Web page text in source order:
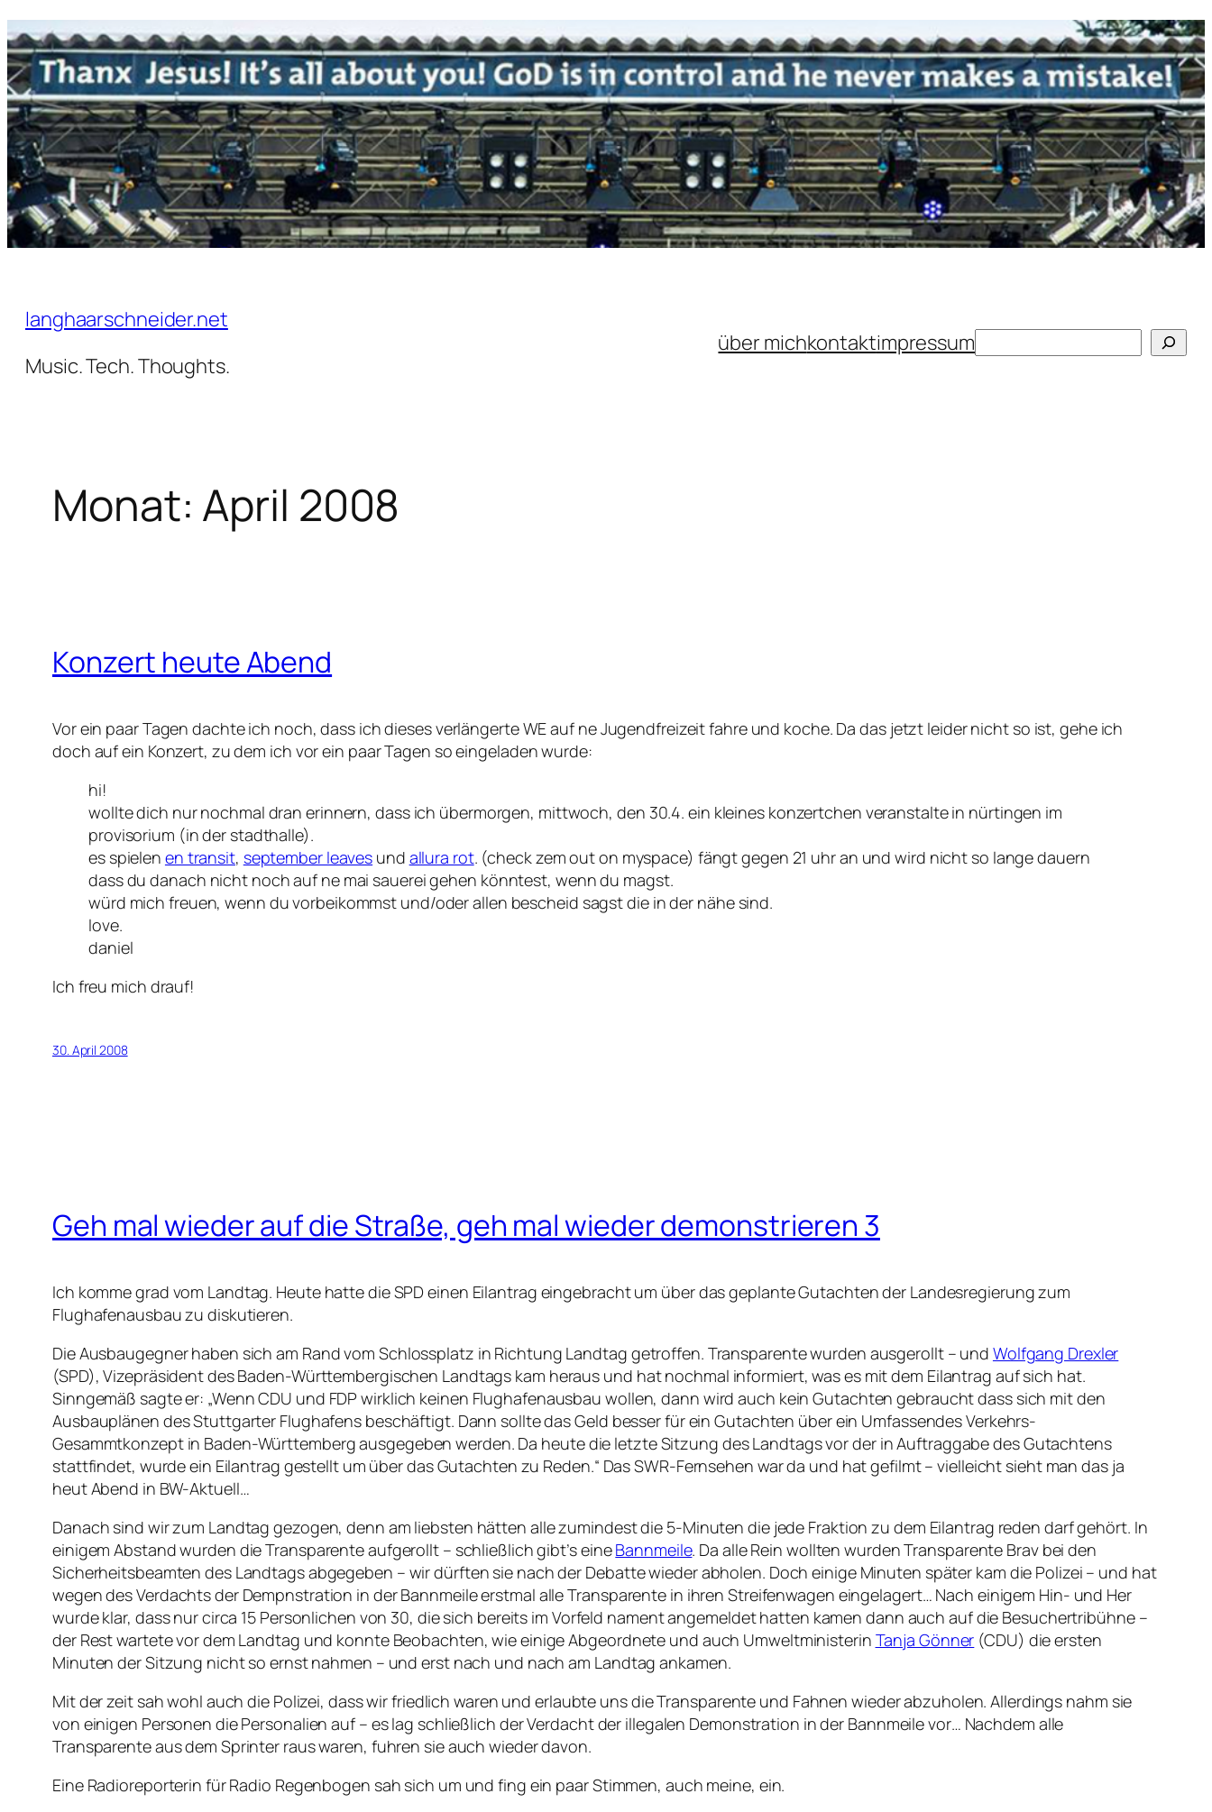
Zum
Inhalt
springen
langhaarschneider.net
Music. Tech. Thoughts.
über michkontaktimpressum
Monat: April 2008
Konzert heute Abend
Vor ein paar Tagen dachte ich noch, dass ich dieses verlängerte WE auf ne Jugendfreizeit fahre und koche. Da das jetzt leider nicht so ist, gehe ich
doch auf ein Konzert, zu dem ich vor ein paar Tagen so eingeladen wurde:
hi!
wollte dich nur nochmal dran erinnern, dass ich übermorgen, mittwoch, den 30.4. ein kleines konzertchen veranstalte in nürtingen im
provisorium (in der stadthalle).
es spielen en transit, september leaves und allura rot. (check zem out on myspace) fängt gegen 21 uhr an und wird nicht so lange dauern
dass du danach nicht noch auf ne mai sauerei gehen könntest, wenn du magst.
würd mich freuen, wenn du vorbeikommst und/oder allen bescheid sagst die in der nähe sind.
love.
daniel
Ich freu mich drauf!
30. April 2008
Geh mal wieder auf die Straße, geh mal wieder demonstrieren 3
Ich komme grad vom Landtag. Heute hatte die SPD einen Eilantrag eingebracht um über das geplante Gutachten der Landesregierung zum
Flughafenausbau zu diskutieren.
Die Ausbaugegner haben sich am Rand vom Schlossplatz in Richtung Landtag getroffen. Transparente wurden ausgerollt – und Wolfgang Drexler
(SPD), Vizepräsident des Baden-Württembergischen Landtags kam heraus und hat nochmal informiert, was es mit dem Eilantrag auf sich hat.
Sinngemäß sagte er: „Wenn CDU und FDP wirklich keinen Flughafenausbau wollen, dann wird auch kein Gutachten gebraucht dass sich mit den
Ausbauplänen des Stuttgarter Flughafens beschäftigt. Dann sollte das Geld besser für ein Gutachten über ein Umfassendes Verkehrs-
Gesammtkonzept in Baden-Württemberg ausgegeben werden. Da heute die letzte Sitzung des Landtags vor der in Auftraggabe des Gutachtens
stattfindet, wurde ein Eilantrag gestellt um über das Gutachten zu Reden.“ Das SWR-Fernsehen war da und hat gefilmt – vielleicht sieht man das ja
heut Abend in BW-Aktuell…
Danach sind wir zum Landtag gezogen, denn am liebsten hätten alle zumindest die 5-Minuten die jede Fraktion zu dem Eilantrag reden darf gehört. In
einigem Abstand wurden die Transparente aufgerollt – schließlich gibt’s eineBannmeile. Da alle Rein wollten wurden Transparente Brav bei den
Sicherheitsbeamten des Landtags abgegeben – wir dürften sie nach der Debatte wieder abholen. Doch einige Minuten später kam die Polizei – und hat
wegen des Verdachts der Dempnstration in der Bannmeile erstmal alle Transparente in ihren Streifenwagen eingelagert… Nach einigem Hin- und Her
wurde klar, dass nur circa 15 Personlichen von 30, die sich bereits im Vorfeld nament angemeldet hatten kamen dann auch auf die Besuchertribühne –
der Rest wartete vor dem Landtag und konnte Beobachten, wie einige Abgeordnete und auch Umweltministerin Tanja Gönner (CDU) die ersten
Minuten der Sitzung nicht so ernst nahmen – und erst nach und nach am Landtag ankamen.
Mit der zeit sah wohl auch die Polizei, dass wir friedlich waren und erlaubte uns die Transparente und Fahnen wieder abzuholen. Allerdings nahm sie
von einigen Personen die Personalien auf – es lag schließlich der Verdacht der illegalen Demonstration in der Bannmeile vor… Nachdem alle
Transparente aus dem Sprinter raus waren, fuhren sie auch wieder davon.
Eine Radioreporterin für Radio Regenbogen sah sich um und fing ein paar Stimmen, auch meine, ein.